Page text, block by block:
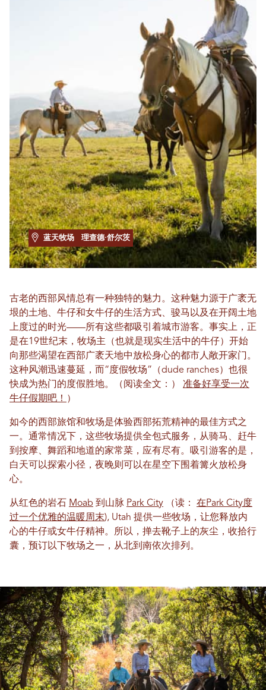
蓝天牧场 理查德·舒尔茨
古老的西部风情总有一种独特的魅力。这种魅力源于广袤无
垠的土地、牛仔和女牛仔的生活方式、骏马以及在开阔土地
上度过的时光——所有这些都吸引着城市游客。事实上，正
是在19世纪末，牧场主（也就是现实生活中的牛仔）开始
向那些渴望在西部广袤天地中放松身心的都市人敞开家门。
这种风潮迅速蔓延，而“度假牧场”（dude ranches）也很
快成为热门的度假胜地。（阅读全文：） 准备好享受一次
牛仔假期吧！
）
如今的西部旅馆和牧场是体验西部拓荒精神的最佳方式之
一。通常情况下，这些牧场提供全包式服务，从骑马、赶牛
到按摩、舞蹈和地道的家常菜，应有尽有。吸引游客的是，
白天可以探索小径，夜晚则可以在星空下围着篝火放松身
心。
从红色的岩石 Moab 到山脉 Park City （读： 在Park City度
过一个优雅的温暖周末), Utah 提供一些牧场，让您释放内
心的牛仔或女牛仔精神。所以，掸去靴子上的灰尘，收拾行
囊，预订以下牧场之一，从北到南依次排列。